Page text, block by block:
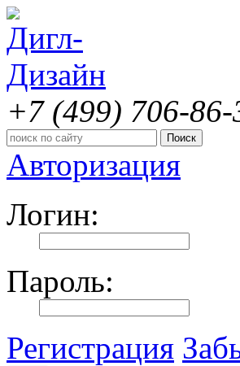
+7 (499) 706-86-
Авторизация
Логин:
Пароль:
Регистрация